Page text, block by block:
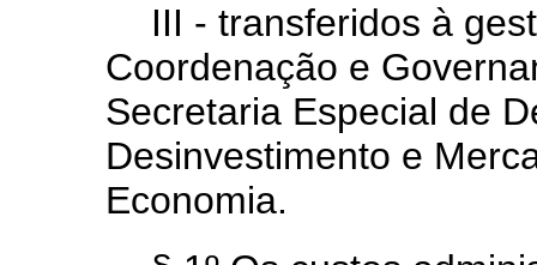
III - transferidos à
Coordenação e
Secretaria Especial de
Desinvestimento e
Economia.